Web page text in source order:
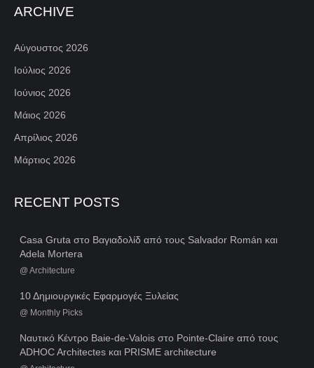
ARCHIVE
Αύγουστος 2026
Ιούλιος 2026
Ιούνιος 2026
Μάιος 2026
Απρίλιος 2026
Μάρτιος 2026
RECENT POSTS
Casa Gruta στο Βαγιαδολίδ από τους Salvador Román και
Adela Mortera
@ Architecture
10 Δημιουργικές Εφαρμογές Ξυλείας
@ Monthly Picks
Ναυτικό Κέντρο Baie-de-Valois στο Pointe-Claire από τους
ADHOC Architectes και PRISME architecture